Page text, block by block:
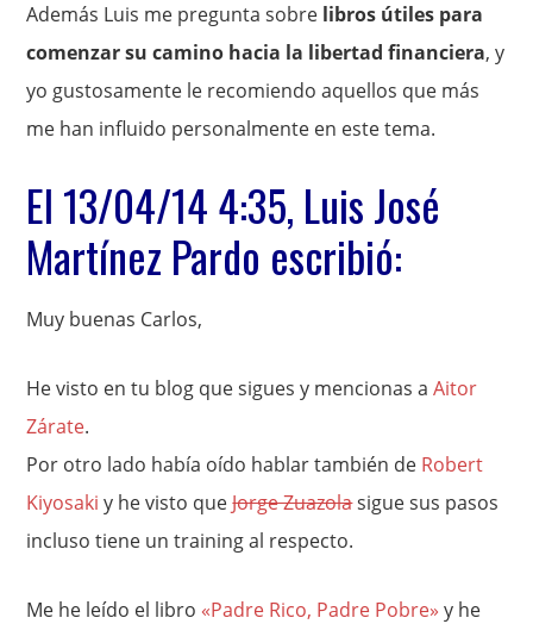
Además Luis me pregunta sobre libros útiles para
comenzar su camino hacia la libertad financiera, y
yo gustosamente le recomiendo aquellos que más
me han influido personalmente en este tema.
El 13/04/14 4:35, Luis José
Martínez Pardo escribió:
Muy buenas Carlos,
He visto en tu blog que sigues y mencionas aAitor
Zárate.
Por otro lado había oído hablar también de Robert
Kiyosaki y he visto queJorge Zuazolasigue sus pasos
incluso tiene un training al respecto.
Me he leído el libro «Padre Rico, Padre Pobre» y he